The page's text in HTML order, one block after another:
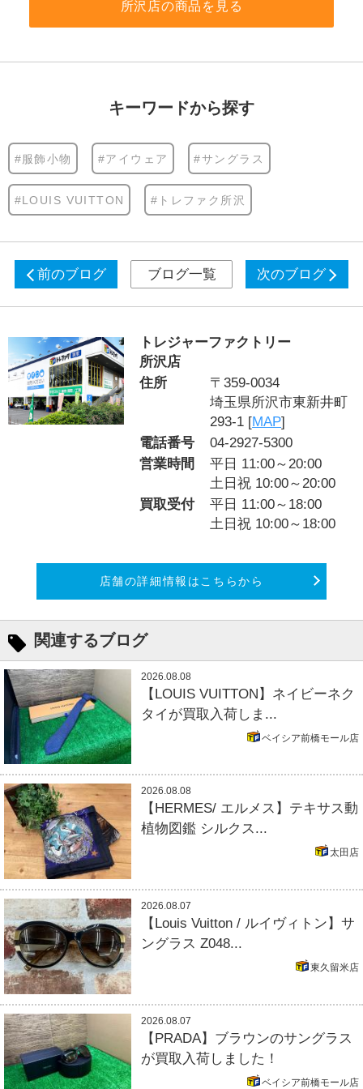
所沢店の商品を見る
キーワードから探す
#服飾小物 #アイウェア #サングラス
#LOUIS VUITTON #トレファク所沢
前のブログ ブログ一覧 次のブログ
トレジャーファクトリー
所沢店
住所
〒359-0034
埼玉県所沢市東新井町
293-1 [MAP]
電話番号
04-2927-5300
営業時間
平日 11:00～20:00
土日祝 10:00～20:00
買取受付
平日 11:00～18:00
土日祝 10:00～18:00
店舗の詳細情報はこちらから
関連するブログ
2026.08.08
【LOUIS VUITTON】ネイビーネク
タイが買取入荷しま...
ベイシア前橋モール店
2026.08.08
【HERMES/ エルメス】テキサス動
植物図鑑 シルクス...
太田店
2026.08.07
【Louis Vuitton / ルイヴィトン】サ
ングラス Z048...
東久留米店
2026.08.07
【PRADA】ブラウンのサングラス
が買取入荷しました！
ベイシア前橋モール店